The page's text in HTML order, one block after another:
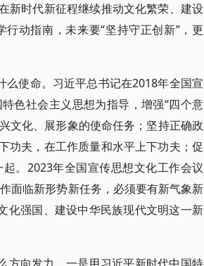
新时代新征程继续推动文化繁荣、建设
动指南，未来要“坚持守正创新”，更
么使命。习近平总书记在2018年全国宣
色社会主义思想为指导，增强“四个意
文化、展形象的使命任务；坚持正确政
功夫，在工作质量和水平上下功夫；促
。2023年全国宣传思想文化工作会议
面临新形势新任务，必须要有新气象新
化强国、建设中华民族现代文明这一新